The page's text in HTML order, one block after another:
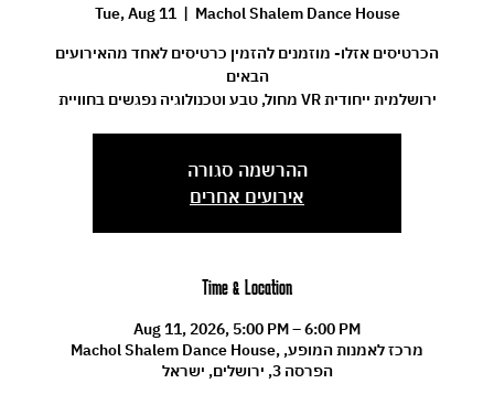
Tue, Aug 11
  |
Machol Shalem Dance House
הכרטיסים אזלו- מוזמנים להזמין כרטיסים לאחד מהאירועים
הבאים
מחול, טבע וטכנולוגיה נפגשים בחוויית VR ירושלמית ייחודית
ההרשמה סגורה
אירועים אחרים
Time & Location
Aug 11, 2026, 5:00 PM – 6:00 PM
Machol Shalem Dance House, מרכז לאמנות המופע,
הפרסה 3, ירושלים, ישראל